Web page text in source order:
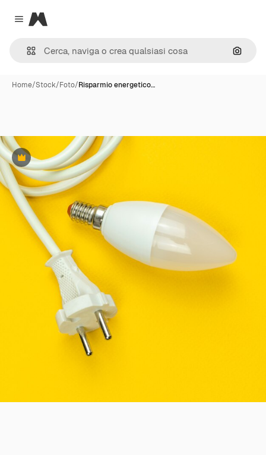
Close menu
Magnific
Cerca
Home/Stock/Foto/Risparmio energetico…
Premium